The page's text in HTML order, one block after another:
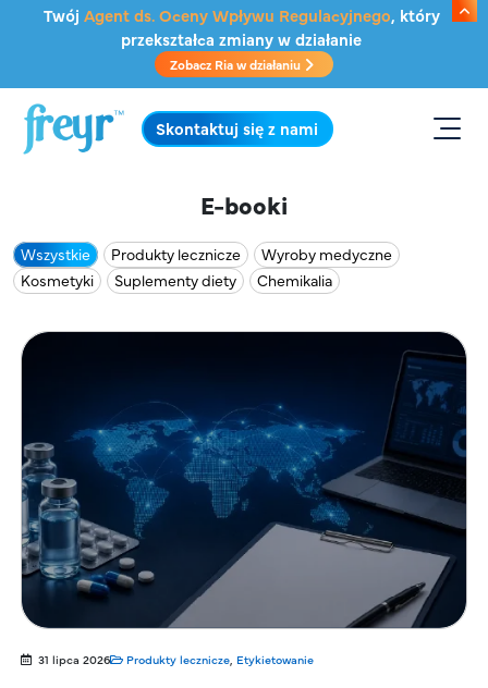
Przejdź do głównej treści
Twój Agent ds. Oceny Wpływu Regulacyjnego, który
przekształca zmiany w działanie
Zobacz Ria w działaniu
.
Skontaktuj się z nami
E-booki
Wszystkie Produkty lecznicze
Wyroby medyczne
Kosmetyki
Suplementy diety Chemikalia
31 lipca 2026 Produkty lecznicze, Etykietowanie